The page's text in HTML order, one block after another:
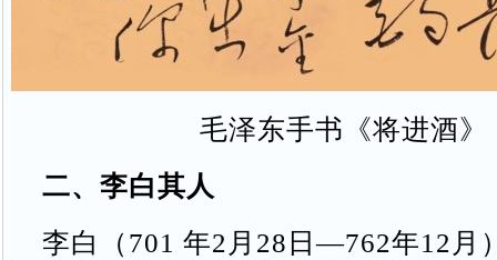
毛泽东手书《将进酒》
二、李白其人
李白（701 年2月28日—762年12月